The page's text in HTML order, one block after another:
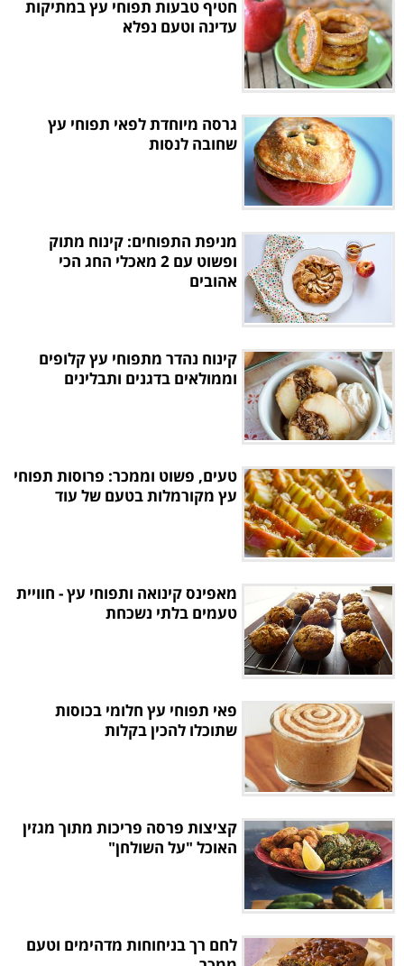
חטיף טבעות תפוחי עץ במתיקות
עדינה וטעם נפלא
גרסה מיוחדת לפאי תפוחי עץ
שחובה לנסות
מניפת התפוחים: קינוח מתוק
ופשוט עם 2 מאכלי החג הכי
אהובים
קינוח נהדר מתפוחי עץ קלופים
וממולאים בדגנים ותבלינים
טעים, פשוט וממכר: פרוסות תפוחי
עץ מקורמלות בטעם של עוד
מאפינס קינואה ותפוחי עץ - חוויית
טעמים בלתי נשכחת
פאי תפוחי עץ חלומי בכוסות
שתוכלו להכין בקלות
קציצות פרסה פריכות מתוך מגזין
האוכל "על השולחן"
לחם רך בניחוחות מדהימים וטעם